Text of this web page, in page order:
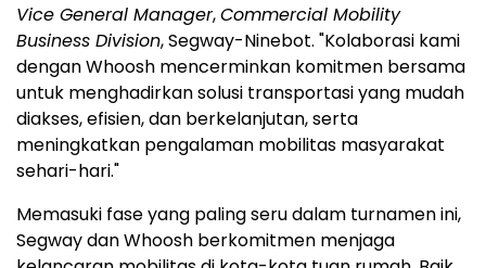
Vice General Manager,Commercial Mobility
Business Division, Segway-Ninebot. "Kolaborasi kami
dengan Whoosh mencerminkan komitmen bersama
untuk menghadirkan solusi transportasi yang mudah
diakses, efisien, dan berkelanjutan, serta
meningkatkan pengalaman mobilitas masyarakat
sehari-hari."
Memasuki fase yang paling seru dalam turnamen ini,
Segway dan Whoosh berkomitmen menjaga